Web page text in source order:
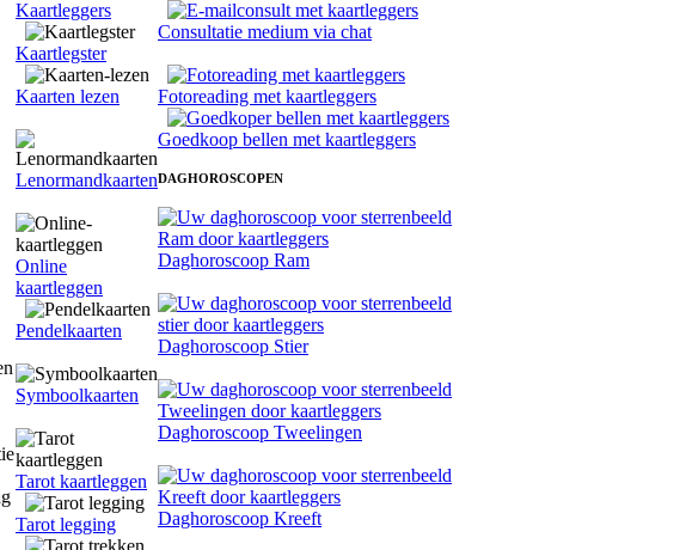
Kaartleggers
Kaartlegster
Kaarten lezen
Lenormandkaarten
Online
kaartleggen
Pendelkaarten
Symboolkaarten
Tarot kaartleggen
Tarot legging
Consultatie medium via chat
Fotoreading met kaartleggers
Goedkoop bellen met kaartleggers
DAGHOROSCOPEN
Daghoroscoop Ram
Daghoroscoop Stier
Daghoroscoop Tweelingen
Daghoroscoop Kreeft